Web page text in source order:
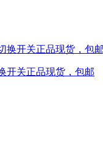
开关正品现货，包邮